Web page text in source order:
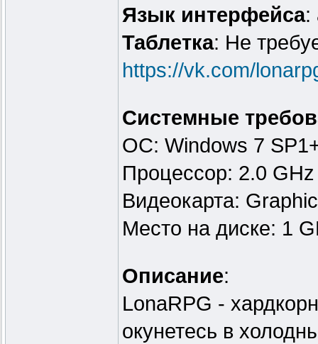
Язык интерфейса:
Таблeтка: Не
https://vk.com/
Системные
ОС: Windows 7
Процессор: 2.0
Видеокарта:
Место на диске: 1
Описание:
LonaRPG -
окунетесь в